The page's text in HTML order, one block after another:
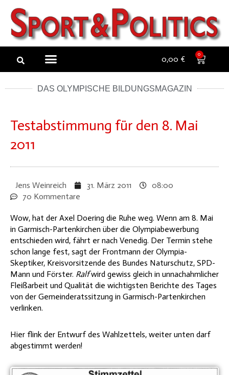
Zum
Inhalt
springen
0,00 € 0
DAS OLYMPISCHE BILDUNGSMAGAZIN
Testabstimmung für den 8. Mai
2011
Jens Weinreich 31. März 2011
08:00
70 Kommentare
Wow, hat der Axel Doering die Ruhe weg. Wenn am 8. Mai
in Garmisch-Partenkirchen über die Olympiabewerbung
entschieden wird, fährt er nach Venedig. Der Termin stehe
schon lange fest, sagt der Frontmann der Olympia-
Skeptiker, Kreisvorsitzende des Bundes Naturschutz, SPD-
Mann und Förster. Ralfwird gewiss gleich in unnachahmlicher
Fleißarbeit und Qualität die wichtigsten Berichte des Tages
von der Gemeinderatssitzung in Garmisch-Partenkirchen
verlinken.
Hier flink der Entwurf des Wahlzettels, weiter unten darf
abgestimmt werden!